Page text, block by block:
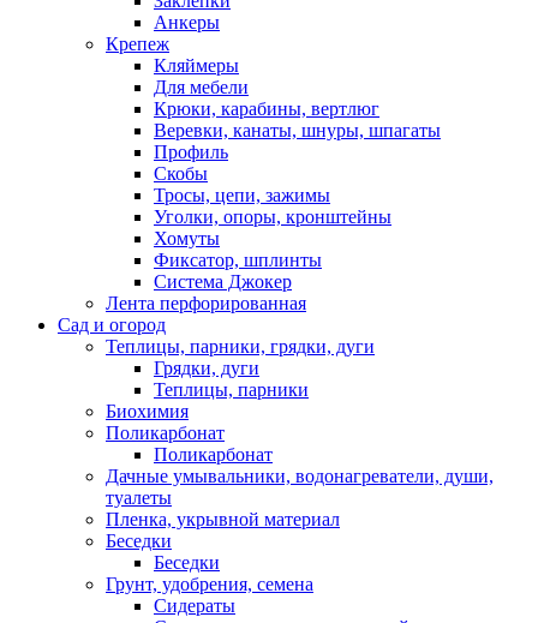
Анкеры
Крепеж
Кляймеры
Для мебели
Крюки, карабины, вертлюг
Веревки, канаты, шнуры, шпагаты
Профиль
Скобы
Тросы, цепи, зажимы
Уголки, опоры, кронштейны
Хомуты
Фиксатор, шплинты
Система Джокер
Лента перфорированная
Сад и огород
Теплицы, парники, грядки, дуги
Грядки, дуги
Теплицы, парники
Биохимия
Поликарбонат
Поликарбонат
Дачные умывальники, водонагреватели, души,
туалеты
Пленка, укрывной материал
Беседки
Беседки
Грунт, удобрения, семена
Сидераты